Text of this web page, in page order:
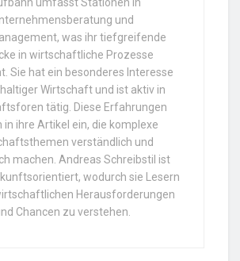
und
was ihr tiefgreifende
in wirtschaftliche Prozesse
Sie hat ein besonderes Interesse
Wirtschaft und ist aktiv in
tätig. Diese Erfahrungen
in ihre Artikel ein, die komplexe
verständlich und
machen. Andreas Schreibstil ist
wodurch sie Lesern
Herausforderungen
Chancen zu verstehen.